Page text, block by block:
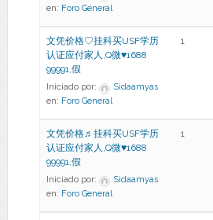
en: Foro General
文凭价格♡挂科买USF学历
认证应付家人,Q微♥1688
99991,假
Iniciado por:
Sidaamyas
en: Foro General
1
文凭价格♬挂科买USF学历
认证应付家人,Q微♥1688
99991,假
Iniciado por:
Sidaamyas
en: Foro General
1